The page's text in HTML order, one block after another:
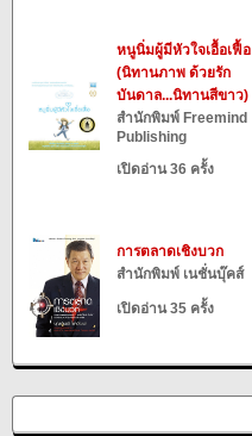
หนูนิ่มผู้มีหัวใจเอื้อเฟื้อ
(นิทานภาพ ด้วยรัก
บันดาล...นิทานสีขาว)
สำนักพิมพ์ Freemind
Publishing
เปิดอ่าน 36 ครั้ง
การตลาดเชิงบวก
สำนักพิมพ์ เนชั่นบุ๊คส์
เปิดอ่าน 35 ครั้ง